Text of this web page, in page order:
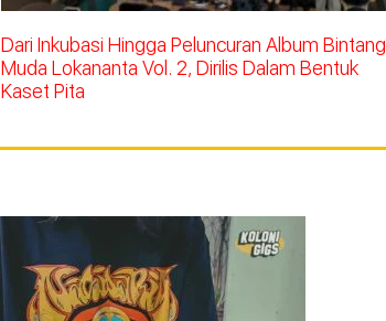
Dari Inkubasi Hingga Peluncuran Album Bintang
Muda Lokananta Vol. 2, Dirilis Dalam Bentuk
Kaset Pita